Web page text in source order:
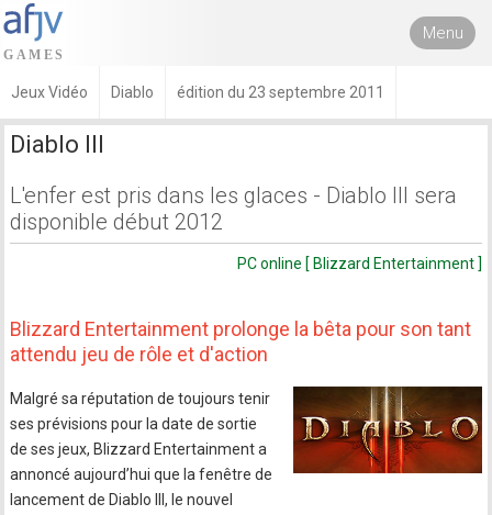
Menu
Jeux Vidéo Diablo édition du 23 septembre 2011
Diablo III
L'enfer est pris dans les glaces - Diablo III sera
disponible début 2012
PC online [ Blizzard Entertainment ]
Blizzard Entertainment prolonge la bêta pour son tant
attendu jeu de rôle et d'action
Malgré sa réputation de toujours tenir
ses prévisions pour la date de sortie
de ses jeux, Blizzard Entertainment a
annoncé aujourd’hui que la fenêtre de
lancement de Diablo III, le nouvel